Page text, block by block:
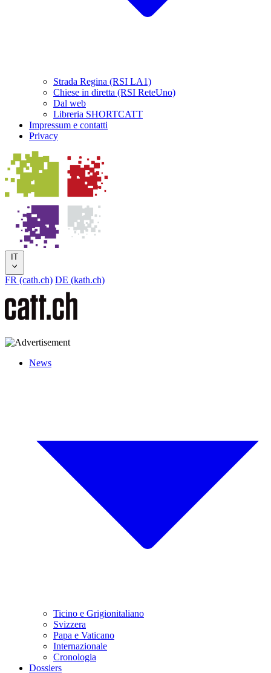
Strada Regina (RSI LA1)
Chiese in diretta (RSI ReteUno)
Dal web
Libreria SHORTCATT
Impressum e contatti
Privacy
IT
FR (cath.ch) DE (kath.ch)
News
Ticino e Grigionitaliano
Svizzera
Papa e Vaticano
Internazionale
Cronologia
Dossiers